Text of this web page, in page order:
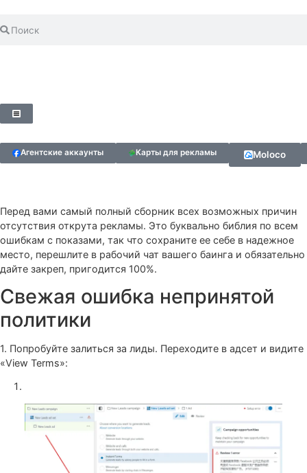
Карты для рекламы
Перед вами самый полный сборник всех возможных
отсутствия открута рекламы. Это буквально библия по
ошибкам с показами, так что сохраните ее себе в
дайте закреп, пригодится 100%.
Свежая ошибка непринятой
политики
1. Попробуйте залиться за лиды. Переходите в адсет и
«View Terms»: